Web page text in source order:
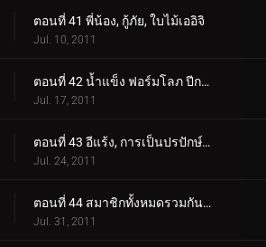
ตอนที่ 41 พี่น้อง, กู้ภัย, ใบไม้เออิจิ
Jul. 10, 2011
ตอนที่ 42 น้ำแข็ง ฟอร์มโลภ ปีกหัก
Jul. 17, 2011
ตอนที่ 43 อีแร้ง, การเป็นปรปักษ์, อังค์หวนคืน
Jul. 24, 2011
ตอนที่ 44 สมาชิกทั้งหมดรวมกัน การฟื้นฟูเต็มรูปแบบ ความปรารถนาของคุณ
Jul. 31, 2011